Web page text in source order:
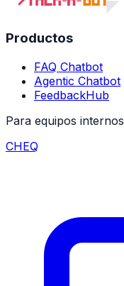
Productos
FAQ Chatbot
Agentic Chatbot
FeedbackHub
Para equipos internos
CHEQ